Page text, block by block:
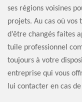
ses régions voisines
projets. Au cas où vos
d’être changés faites
tuile professionnel
toujours à votre
entreprise qui vous
lui contacter en cas